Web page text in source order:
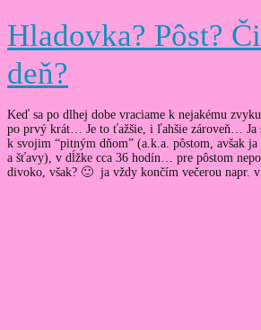
Hladovka? Pôst?
deň?
Keď sa po dlhej dobe vraciame k nejakému
po prvý krát… Je to ťažšie, i ľahšie zároveň… Ja
k svojim “pitným dňom” (a.k.a. pôstom, avšak
a šťavy), v dĺžke cca 36 hodín… pre pôstom
divoko, však? 🙂 ja vždy končím večerou napr.